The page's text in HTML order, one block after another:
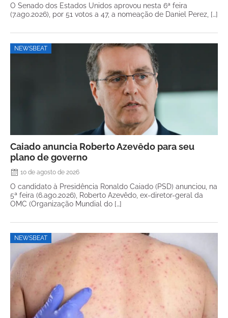
O Senado dos Estados Unidos aprovou nesta 6ª feira
(7.ago.2026), por 51 votos a 47, a nomeação de Daniel Perez, […]
NEWSBEAT
Caiado anuncia Roberto Azevêdo para seu
plano de governo
10 de agosto de 2026
O candidato à Presidência Ronaldo Caiado (PSD) anunciou, na
5ª feira (6.ago.2026), Roberto Azevêdo, ex-diretor-geral da
OMC (Organização Mundial do […]
NEWSBEAT